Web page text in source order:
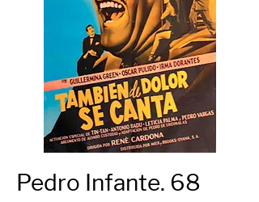
Pedro Infante. 68